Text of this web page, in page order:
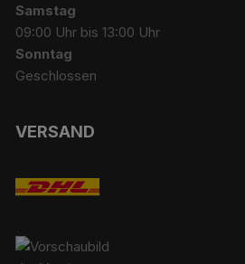
Samstag
09:00 Uhr bis 13:00 Uhr
Sonntag
Geschlossen
VERSAND